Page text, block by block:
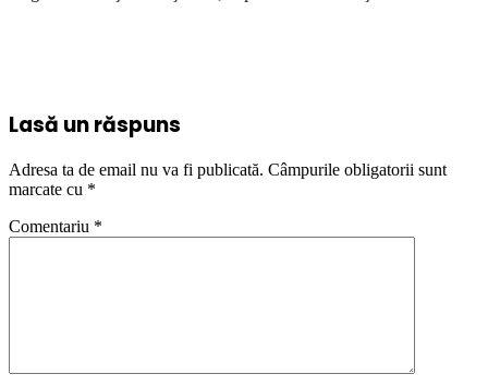
Lasă un răspuns
Adresa ta de email nu va fi publicată. Câmpurile obligatorii sunt
marcate cu *
Comentariu *